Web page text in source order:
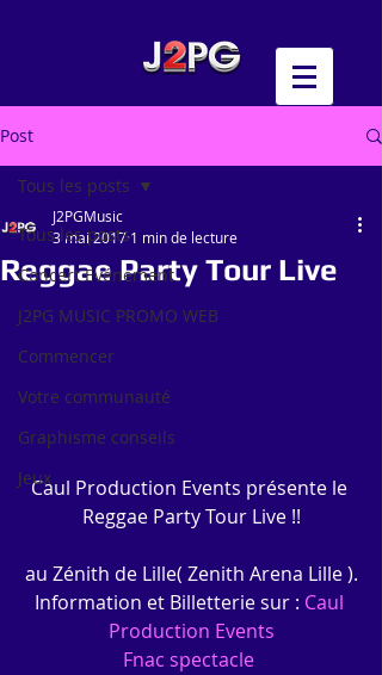
Post
Tous les posts
Concert Evénement
J2PG MUSIC PROMO WEB
Commencer
Votre communauté
Graphisme conseils
Jeux
Tous les posts
Reggae Party Tour Live
J2PGMusic
3 mai 2017 1 min de lecture
Caul Production Events présente le
Reggae Party Tour Live !!
au Zénith de Lille( Zenith Arena Lille ).
Information et Billetterie sur : Caul
Production Events
Fnac spectacle